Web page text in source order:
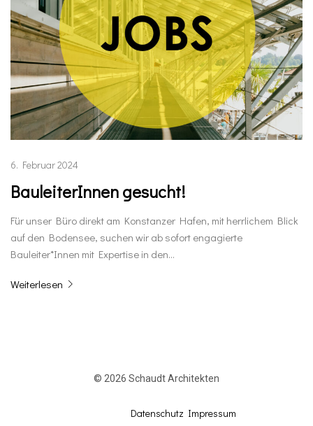
6. Februar 2024
BauleiterInnen gesucht!
Für unser Büro direkt am Konstanzer Hafen, mit herrlichem Blick
auf den Bodensee, suchen wir ab sofort engagierte
Bauleiter*Innen mit Expertise in den…
Weiterlesen
© 2026 Schaudt Architekten
Datenschutz Impressum